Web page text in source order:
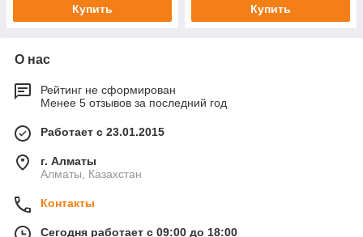
Купить Купить
О нас
Рейтинг не сформирован
Менее 5 отзывов за последний год
Работает с 23.01.2015
г. Алматы
Алматы, Казахстан
Контакты
Сегодня работает с 09:00 до 18:00